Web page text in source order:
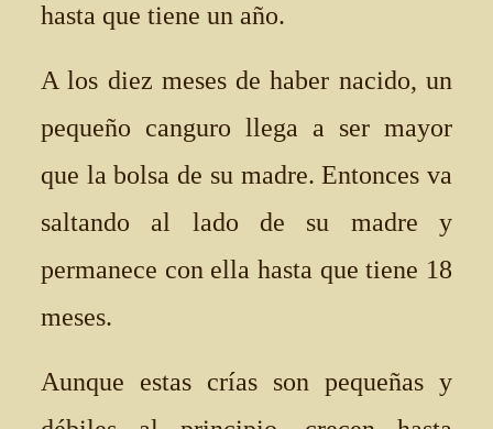
hasta que tiene un año.
A los diez meses de haber nacido, un
pequeño canguro llega a ser mayor
que la bolsa de su madre. Entonces va
saltando al lado de su madre y
permanece con ella hasta que tiene 18
meses.
Aunque estas crías son pequeñas y